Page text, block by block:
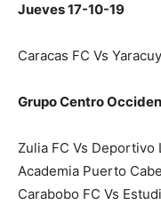
Jueves 17-10-19
Caracas FC Vs
Grupo Centro
Zulia FC Vs Deportivo
Academia Puerto
Carabobo FC Vs